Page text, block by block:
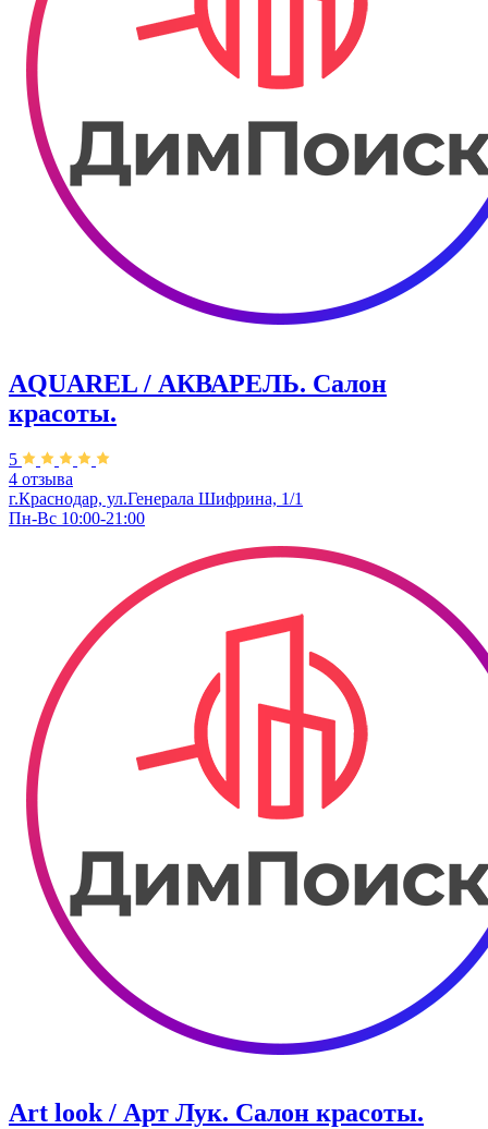
AQUAREL / АКВАРЕЛЬ. Салон
красоты.
5
4 отзыва
г.Краснодар, ул.Генерала Шифрина, 1/1
Пн-Вс 10:00-21:00
Art look / Арт Лук. Салон красоты.